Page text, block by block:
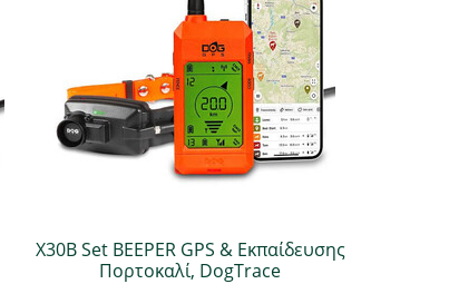
X30B Set BEEPER GPS & Εκπαίδευσης
Πορτοκαλί, DogTrace